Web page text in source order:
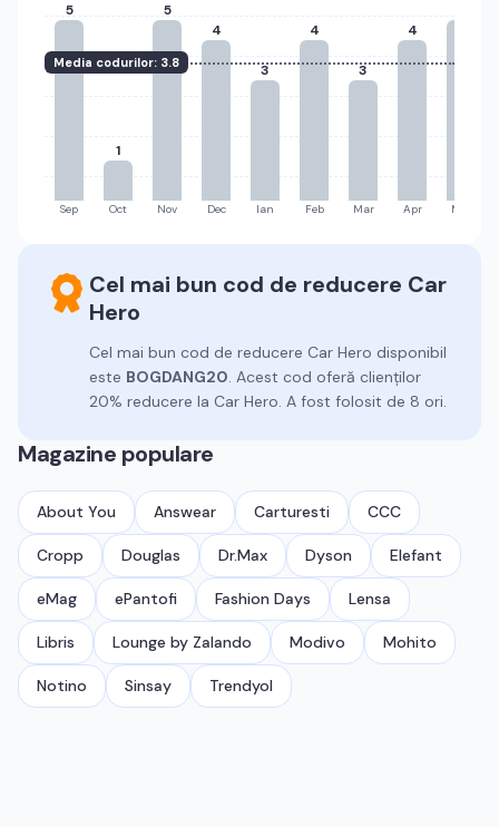
Media codurilor: 3.8
5
Sep
1
Oct
5
Nov
4
Dec
3
Ian
4
Feb
3
Mar
4
Apr Mai
Cel mai bun cod de reducere Car
Hero
Cel mai bun cod de reducere Car Hero disponibil
este BOGDANG20. Acest cod oferă clienților
20% reducere la Car Hero. A fost folosit de 8 ori.
Magazine populare
About You Answear Carturesti CCC
Cropp Douglas Dr.Max Dyson Elefant
eMag ePantofi Fashion Days Lensa
Libris Lounge by Zalando Modivo Mohito
Notino Sinsay Trendyol